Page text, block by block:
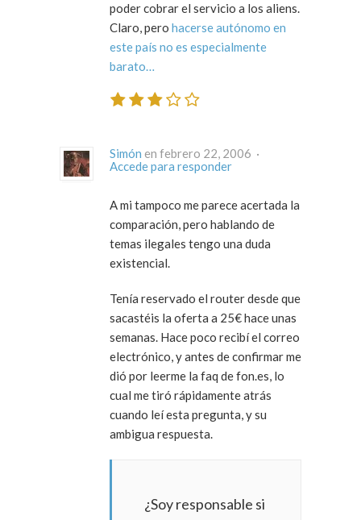
poder cobrar el servicio a los aliens.
Claro, pero hacerse autónomo en
este país no es especialmente
barato…
Simón
en febrero 22, 2006 ·
Accede para responder
A mi tampoco me parece acertada la
comparación, pero hablando de
temas ilegales tengo una duda
existencial.
Tenía reservado el router desde que
sacastéis la oferta a 25€ hace unas
semanas. Hace poco recibí el correo
electrónico, y antes de confirmar me
dió por leerme la faq de fon.es, lo
cual me tiró rápidamente atrás
cuando leí esta pregunta, y su
ambigua respuesta.
¿Soy responsable si